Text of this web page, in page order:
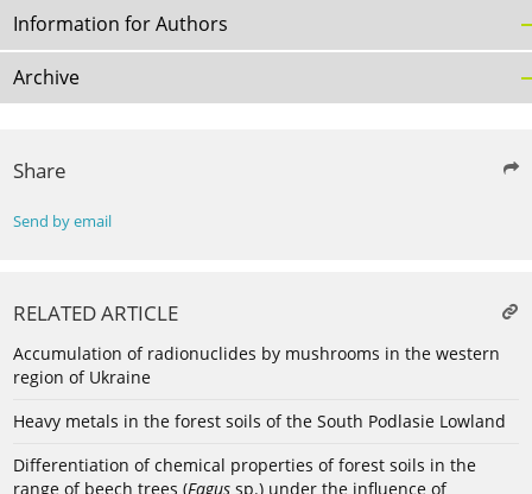
Information for Authors
Archive
Share
Send by email
RELATED ARTICLE
Accumulation of radionuclides by mushrooms in the western
region of Ukraine
Heavy metals in the forest soils of the South Podlasie Lowland
Differentiation of chemical properties of forest soils in the
range of beech trees (Fagus sp.) under the influence of